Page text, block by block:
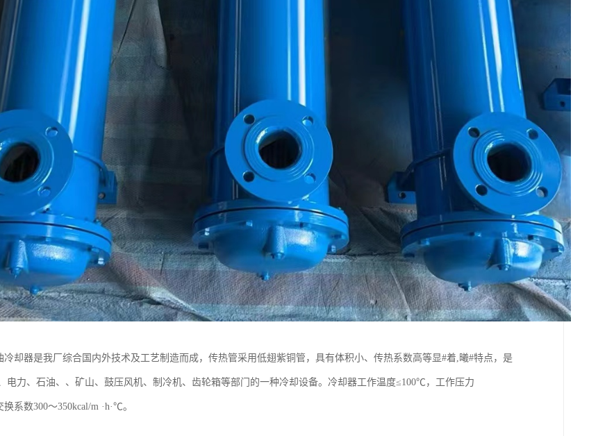
冷却器是我厂综合国内外技术及工艺制造而成，传热管采用低翅紫铜管，具有体积小、传热系数高等显#着,曦#特点，是
电力、石油、、矿山、鼓压风机、制冷机、齿轮箱等部门的一种冷却设备。冷却器工作温度≤100℃，工作压力
系数300～350kcal/m ·h·℃。